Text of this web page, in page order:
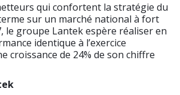
qui confortent la stratégie du
sur un marché national à fort
le groupe Lantek espère réaliser en
identique à l’exercice
croissance de 24% de son chiffre